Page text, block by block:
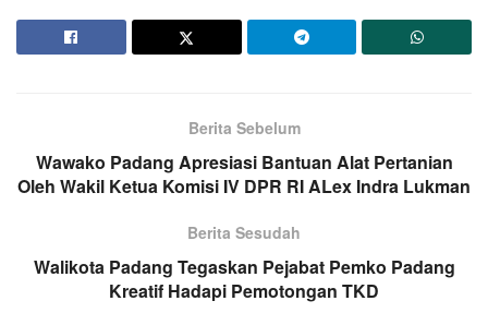
Berita Sebelum
Wawako Padang Apresiasi Bantuan Alat Pertanian
Oleh Wakil Ketua Komisi IV DPR RI ALex Indra Lukman
Berita Sesudah
Walikota Padang Tegaskan Pejabat Pemko Padang
Kreatif Hadapi Pemotongan TKD